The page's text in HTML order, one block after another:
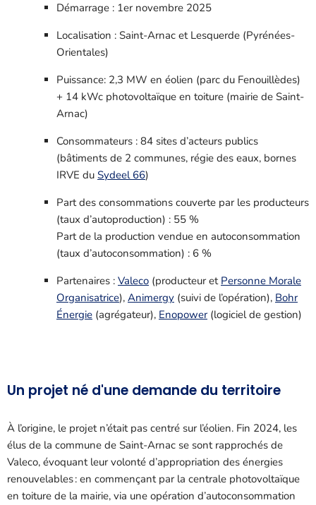
Démarrage : 1er novembre 2025
Localisation : Saint-Arnac et Lesquerde (Pyrénées-
Orientales)
Puissance: 2,3 MW en éolien (parc du Fenouillèdes)
+ 14 kWc photovoltaïque en toiture (mairie de Saint-
Arnac)
Consommateurs : 84 sites d’acteurs publics
(bâtiments de 2 communes, régie des eaux, bornes
IRVE du Sydeel 66)
Part des consommations couverte par les producteurs
(taux d’autoproduction) : 55 %
Part de la production vendue en autoconsommation
(taux d’autoconsommation) : 6 %
Partenaires : Valeco (producteur et Personne Morale
Organisatrice), Animergy (suivi de l’opération), Bohr
Énergie (agrégateur), Enopower(logiciel de gestion)
Un projet né d'une demande du territoire
À l’origine, le projet n’était pas centré sur l’éolien. Fin 2024, les
élus de la commune de Saint-Arnac se sont rapprochés de
Valeco, évoquant leur volonté d’appropriation des énergies
renouvelables : en commençant par la centrale photovoltaïque
en toiture de la mairie, via une opération d’autoconsommation